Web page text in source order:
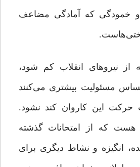
و خمودگی که آمادگی مضاعف
نیروهای انقلاب کم شود،
مسئولیت بیشتری می‌کنند
حرکت این کاروان کند نشود.
هست که از امتحانات گذشته
انگیزه و نشاط دیگری برای